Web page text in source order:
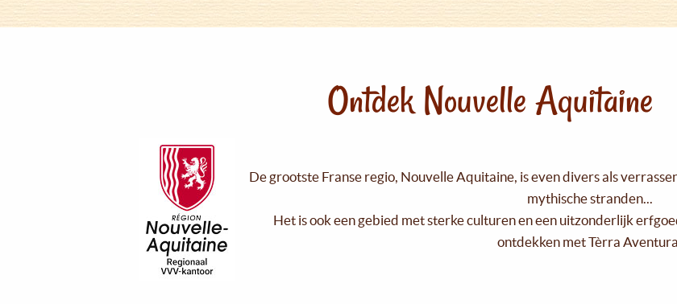
Ontdek Nouvelle Aquitaine
De grootste Franse regio, Nouvelle Aquitaine, is even divers als
mythische stranden...
Het is ook een gebied met sterke culturen en een uitzonderlijk
ontdekken met Tèrra